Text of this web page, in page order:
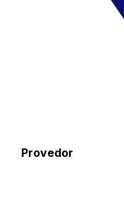
Provedor